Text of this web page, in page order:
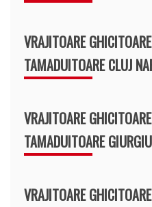
VRAJITOARE
TAMADUITOARE CLUJ
VRAJITOARE
TAMADUITOARE GIURGIU
VRAJITOARE